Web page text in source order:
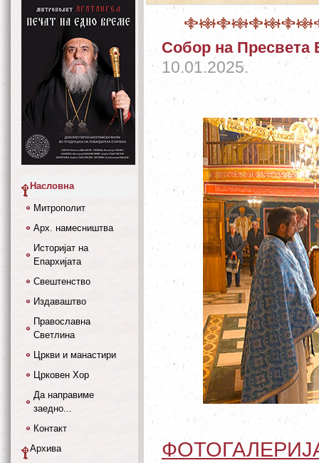
Собор на Пресвета
10.01.2025.
Насловна
Митрополит
Арх. намесништва
Историјат на
Епархијата
Свештенство
Издаваштво
Православна
Светлина
Цркви и манастири
Црковен Хор
Да направиме
заедно...
Контакт
Архива